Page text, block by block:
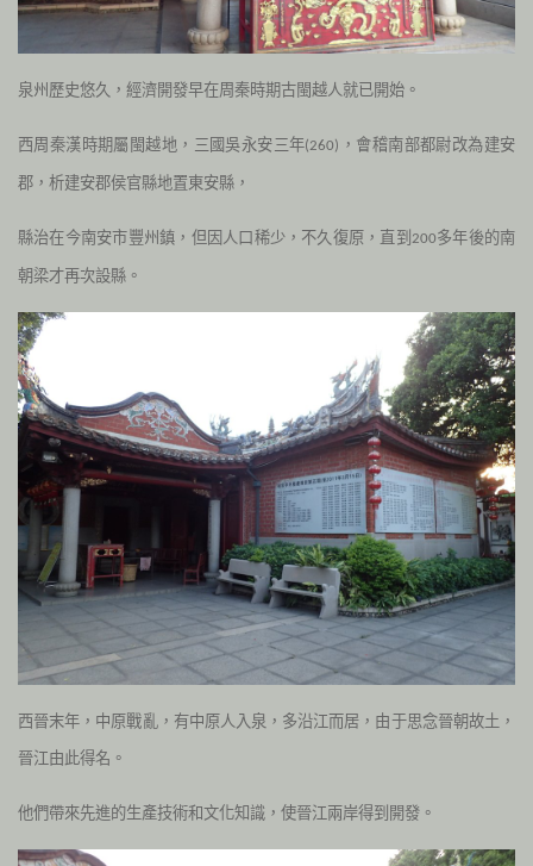
泉州歷史悠久，經濟開發早在周秦時期古閩越人就已開始。
西周秦漢時期屬閩越地，三國吳永安三年(260) ，會稽南部都尉改為建安
郡，析建安郡侯官縣地置東安縣，
縣治在今南安市豐州鎮，但因人口稀少，不久復原，直到200多年後的南
朝梁才再次設縣。
西晉末年，中原戰亂，有中原人入泉，多沿江而居，由于思念晉朝故土，
晉江由此得名。
他們帶來先進的生產技術和文化知識，使晉江兩岸得到開發。